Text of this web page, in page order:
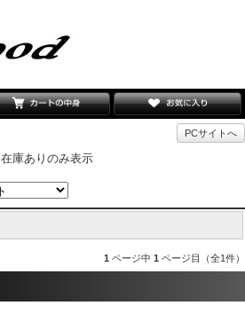
PCサイトへ
在庫ありのみ表示
1 ページ中 1 ページ目（全1件）